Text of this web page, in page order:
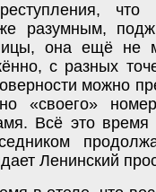
что
разумным,
она ещё не
с разных
можно
«своего»
Всё это
Ленинский